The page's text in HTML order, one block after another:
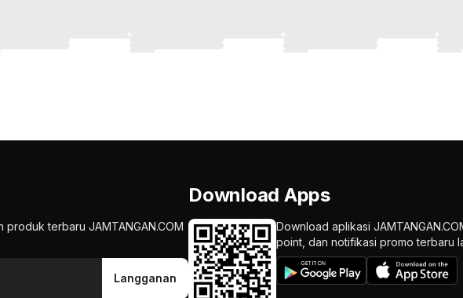
terbaru JAMTANGAN.COM
Langganan
Download Apps
Download aplikasi
point, dan notifikasi promo terbaru